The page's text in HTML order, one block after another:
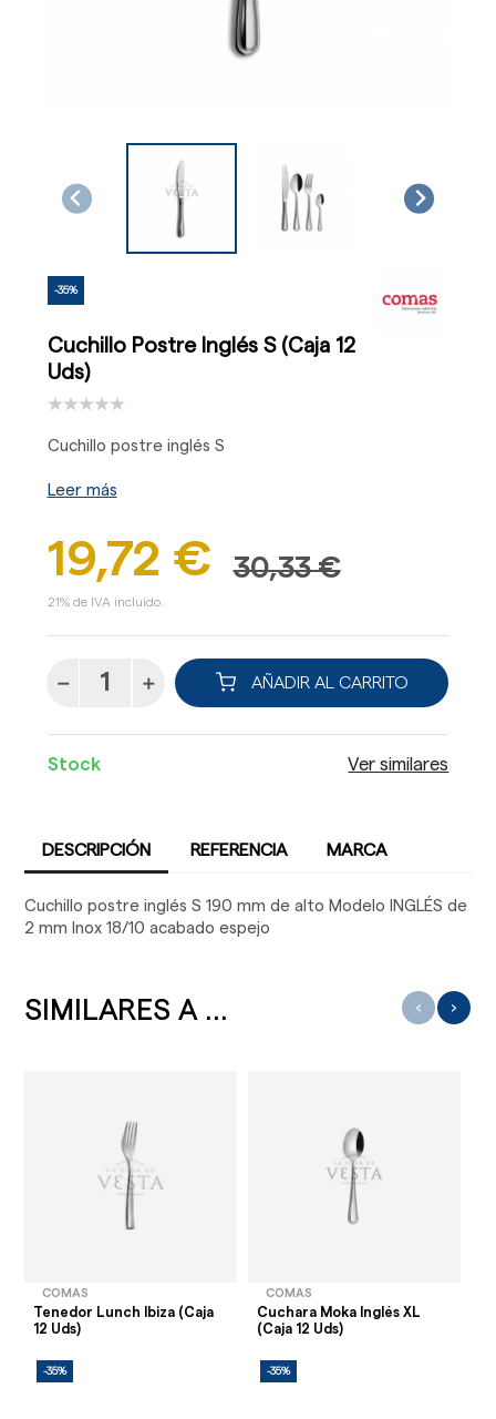
-35%
Cuchillo Postre Inglés S (Caja 12
Uds)
Cuchillo postre inglés S
Leer más
19,72 € 30,33 €
21% de IVA incluido.
AÑADIR AL CARRITO
Stock Ver similares
DESCRIPCIÓN REFERENCIA MARCA
Cuchillo postre inglés S 190 mm de alto Modelo INGLÉS de
2 mm Inox 18/10 acabado espejo
SIMILARES A ...
COMAS
Tenedor Lunch Ibiza (Caja
12 Uds)
-35%
COMAS
Cuchara Moka Inglés XL
(Caja 12 Uds)
-35%
‹ ›